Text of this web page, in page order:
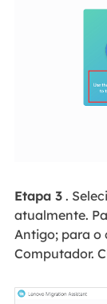
Etapa 3.
atualmente.
Antigo; para o
Computador.